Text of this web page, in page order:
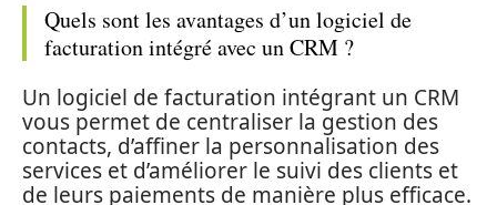
Quels sont les avantages d’un logiciel de
facturation intégré avec un CRM ?
Un logiciel de facturation intégrant un CRM
vous permet de centraliser la gestion des
contacts, d’affiner la personnalisation des
services et d’améliorer le suivi des clients et
de leurs paiements de manière plus efficace.